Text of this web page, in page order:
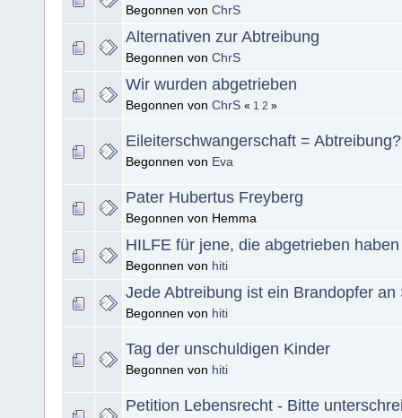
Begonnen von ChrS
Alternativen zur Abtreibung
Begonnen von ChrS
Wir wurden abgetrieben
Begonnen von ChrS « 1 2 »
Eileiterschwangerschaft = Abtreibung?
Begonnen von Eva
Pater Hubertus Freyberg
Begonnen von Hemma
HILFE für jene, die abgetrieben haben
Begonnen von hiti
Jede Abtreibung ist ein Brandopfer an
Begonnen von hiti
Tag der unschuldigen Kinder
Begonnen von hiti
Petition Lebensrecht - Bitte